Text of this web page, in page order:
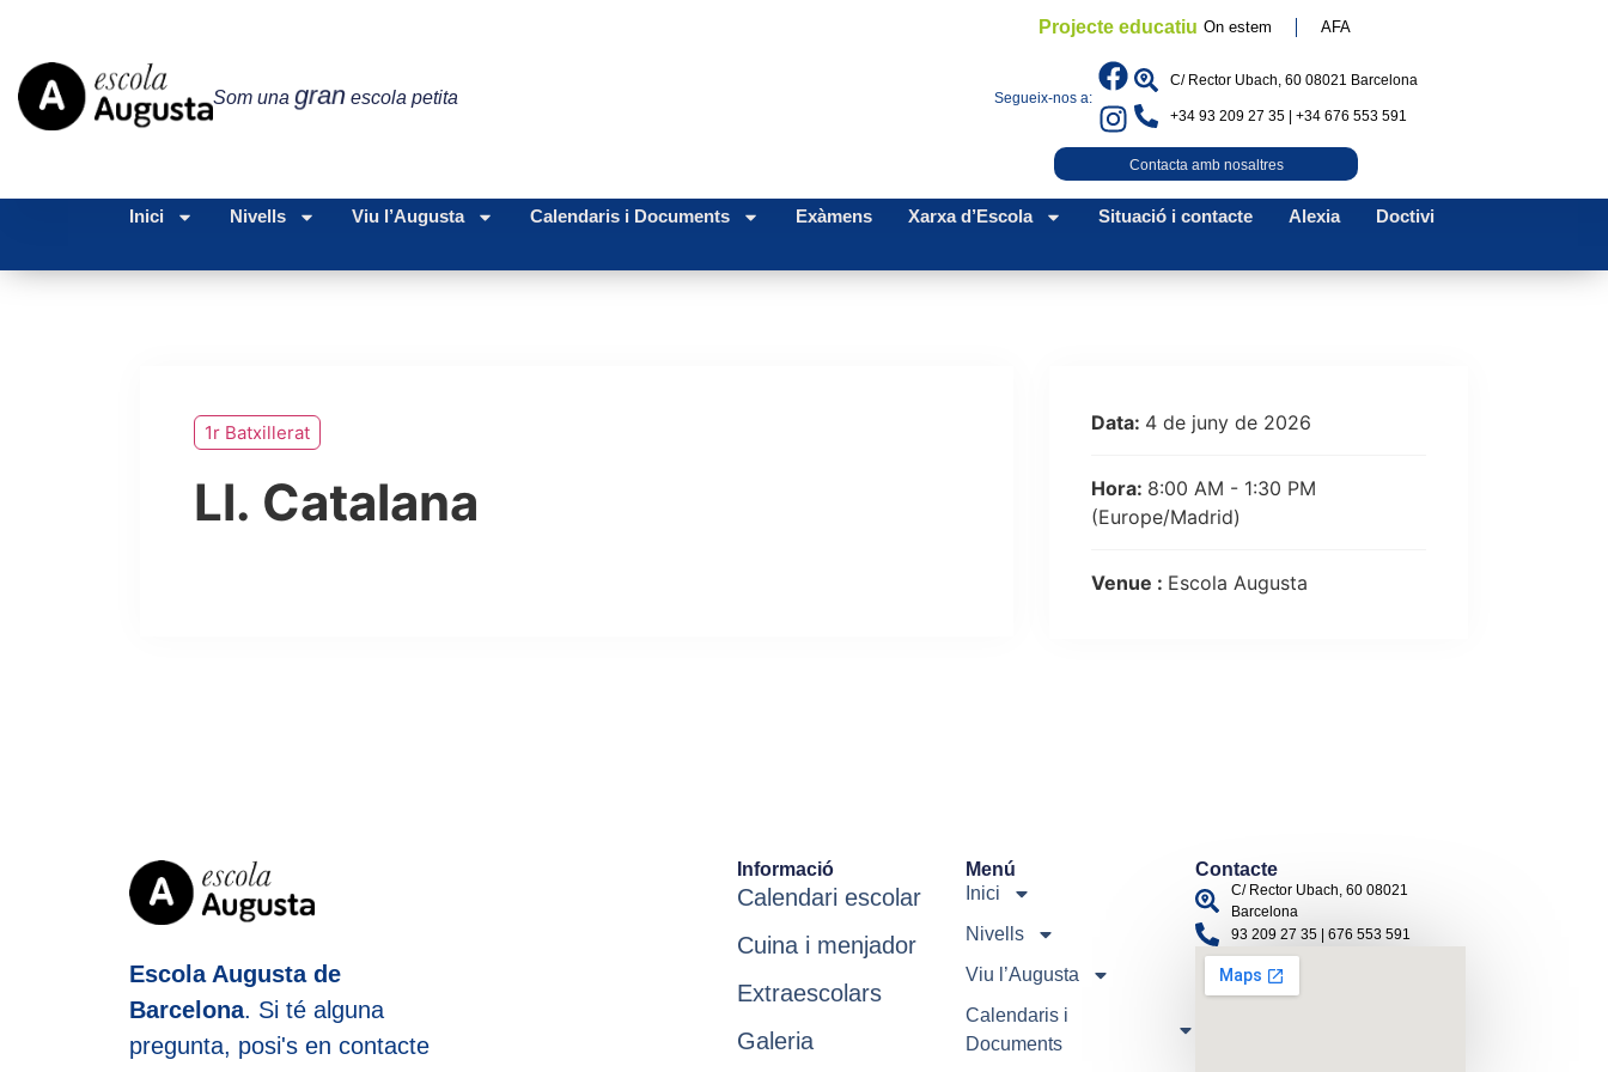
Som una gran escola petita
Projecte educatiu On estem AFA
Segueix-nos a:
C/ Rector Ubach, 60 08021 Barcelona
+34 93 209 27 35 | +34 676 553 591
Contacta amb nosaltres
Inici Nivells Viu l’Augusta Calendaris i Documents Exàmens Xarxa d’Escola Situació i contacte Alexia Doctivi
1r Batxillerat
Ll. Catalana
Data: 4 de juny de 2026
Hora: 8:00 AM - 1:30 PM
(Europe/Madrid)
Venue : Escola Augusta
Escola Augusta de
Barcelona. Si té alguna
pregunta, posi's en contacte
Informació
Calendari escolar
Cuina i menjador
Extraescolars
Galeria
Menú
Inici
Nivells
Viu l’Augusta
Calendaris i
Documents
Contacte
C/ Rector Ubach, 60 08021
Barcelona
93 209 27 35 | 676 553 591